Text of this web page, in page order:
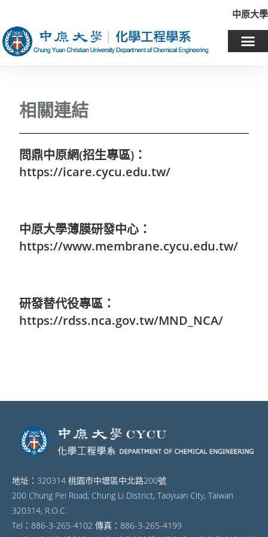
中原大學
相關連結
問鼎中原網(招生專區)：
https://icare.cycu.edu.tw/
中原大學薄膜研發中心：
https://www.membrane.cycu.edu.tw/
研發替代役專區：
https://rdss.nca.gov.tw/MND_NCA/
地址：320314 桃園市中壢區中北路200號
200 Chung Pei Road, Chung Li District, Taoyuan City, Taiwan
320314, R.O.C.
Tel：886-3-265-4102 傳真：886-3-265-4199